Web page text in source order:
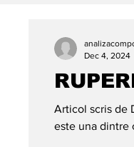
Articol scris de Dorin Dumitran
este una dintre
Dec 4, 2024